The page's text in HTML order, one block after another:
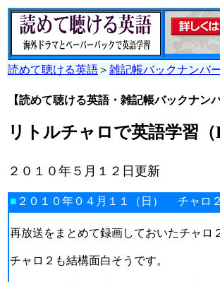
読めて聴ける英語 ＞ 雑記帳バックナンバ
【読めて聴ける英語・雑記帳バックナンバ
リトルチャロで英語学習
２０１０年５月１２日更新
■ ２０１０年０４月１１（日） チャロ
再放送をまとめて録画しておいたチャロ
チャロ２も結構面白そうです。